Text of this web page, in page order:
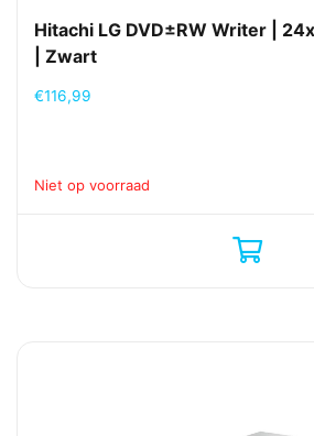
Hitachi LG DVD±RW Writer |
| Zwart
€116,99
Niet op voorraad